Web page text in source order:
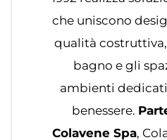
che uniscono
qualità
bagno e gli
ambienti
benessere.
Colavene Spa,